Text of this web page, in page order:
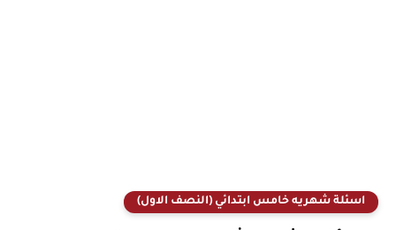
اسئلة شهريه خامس ابتدائي (النصف الاول)